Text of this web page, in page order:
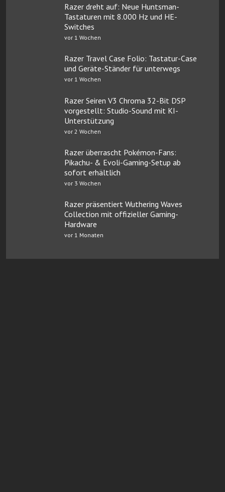
Razer dreht auf: Neue Huntsman-
Tastaturen mit 8.000 Hz und HE-
Switches
vor 1 Wochen
Razer Travel Case Folio: Tastatur-Case
und Geräte-Ständer für unterwegs
vor 1 Wochen
Razer Seiren V3 Chroma 32-Bit DSP
vorgestellt: Studio-Sound mit KI-
Unterstützung
vor 2 Wochen
Razer überrascht Pokémon-Fans:
Pikachu- & Evoli-Gaming-Setup ab
sofort erhältlich
vor 3 Wochen
Razer präsentiert Wuthering Waves
Collection mit offizieller Gaming-
Hardware
vor 1 Monaten